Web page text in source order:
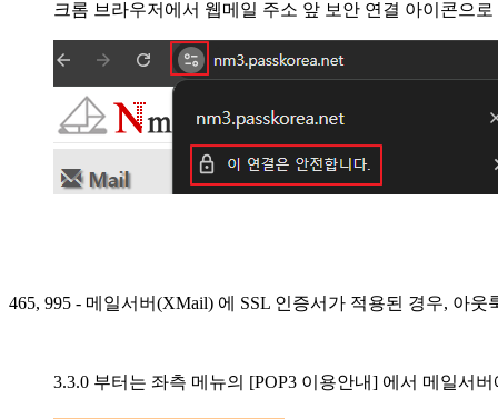
크롬 브라우저에서 웹메일 주소 앞 보안 연결 아이콘으로
465, 995 - 메일서버(XMail) 에 SSL 인증서가 적용된 경우, 아
3.3.0 부터는 좌측 메뉴의 [POP3 이용안내] 에서 메일서